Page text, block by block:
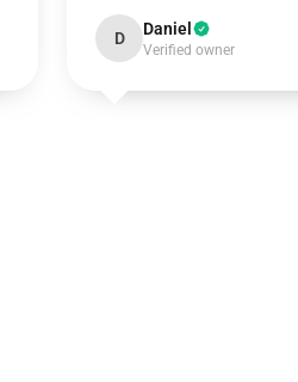
D Daniel
Verified owner